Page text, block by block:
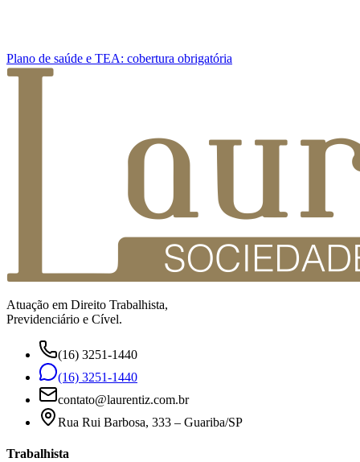
Plano de saúde e TEA: cobertura obrigatória
Atuação em Direito Trabalhista,
Previdenciário e Cível.
(16) 3251-1440
(16) 3251-1440
contato@laurentiz.com.br
Rua Rui Barbosa, 333 – Guariba/SP
Trabalhista